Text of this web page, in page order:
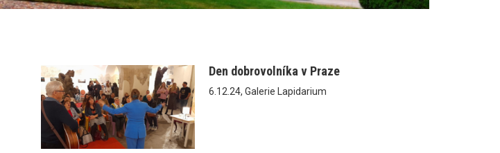
Den dobrovolníka v Praze
6.12.24, Galerie Lapidarium